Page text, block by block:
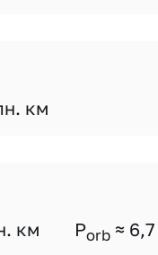
км
км Porb ≈ 6,7